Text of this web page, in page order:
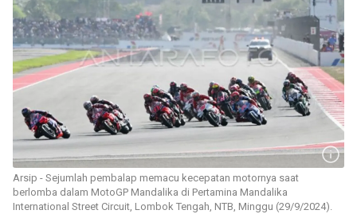
Arsip - Sejumlah pembalap memacu kecepatan motornya saat
berlomba dalam MotoGP Mandalika di Pertamina Mandalika
International Street Circuit, Lombok Tengah, NTB, Minggu (29/9/2024).